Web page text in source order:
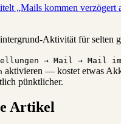
„Mails kommen verzögert
Aktivität für selten
→ Mail → Mail
aktivieren — kostet etwas
pünktlicher.
Artikel